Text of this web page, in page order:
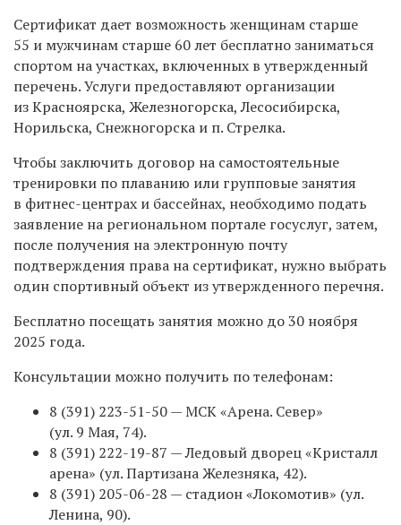
Сертификат дает возможность женщинам старше
55 и мужчинам старше 60 лет бесплатно заниматься
спортом на участках, включенных в утвержденный
перечень. Услуги предоставляют организации
из Красноярска, Железногорска, Лесосибирска,
Норильска, Снежногорска и п. Стрелка.
Чтобы заключить договор на самостоятельные
тренировки по плаванию или групповые занятия
в фитнес-центрах и бассейнах, необходимо подать
заявление на региональном портале госуслуг, затем,
после получения на электронную почту
подтверждения права на сертификат, нужно выбрать
один спортивный объект из утвержденного перечня.
Бесплатно посещать занятия можно до 30 ноября
2025 года.
Консультации можно получить по телефонам:
8 (391) 223-51-50 —МСК «Арена. Север»
(ул. 9 Мая, 74).
8 (391) 222-19-87 —Ледовый дворец «Кристалл
арена» (ул. Партизана Железняка, 42).
8 (391) 205-06-28 — стадион «Локомотив» (ул.
Ленина, 90).